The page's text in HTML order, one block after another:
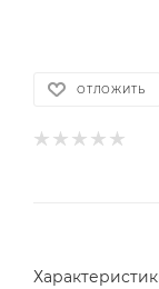
ОТЛОЖИТЬ